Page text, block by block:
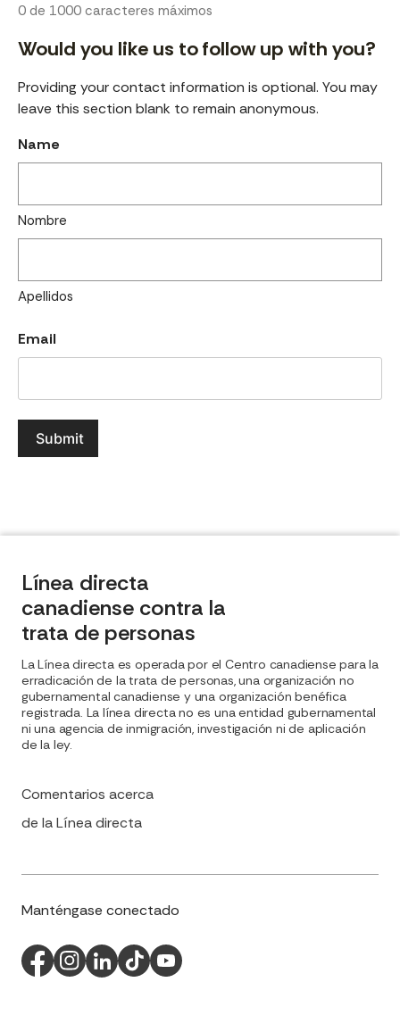
0 de 1000 caracteres máximos
Would you like us to follow up with you?
Providing your contact information is optional. You may
leave this section blank to remain anonymous.
Name
Nombre
Apellidos
Email
Línea directa
canadiense contra la
trata de personas
Comentarios acerca
de la Línea directa
La Línea directa es operada por el Centro canadiense para la
erradicación de la trata de personas, una organización no
gubernamental canadiense y una organización benéfica
registrada. La línea directa no es una entidad gubernamental
ni una agencia de inmigración, investigación ni de aplicación
de la ley.
Manténgase conectado